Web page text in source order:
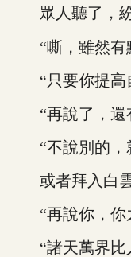
眾人聽了，紛
“嘶，雖然有點
“只要你提高自
“再說了，還有
“不說別的，就
或者拜入白雲
“再說你，你之
“諸天萬界比